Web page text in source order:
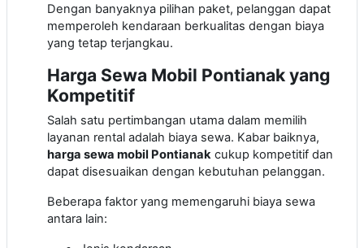
Dengan banyaknya pilihan paket, pelanggan dapat
memperoleh kendaraan berkualitas dengan biaya
yang tetap terjangkau.
Harga Sewa Mobil Pontianak yang
Kompetitif
Salah satu pertimbangan utama dalam memilih
layanan rental adalah biaya sewa. Kabar baiknya,
harga sewa mobil Pontianak cukup kompetitif dan
dapat disesuaikan dengan kebutuhan pelanggan.
Beberapa faktor yang memengaruhi biaya sewa
antara lain: